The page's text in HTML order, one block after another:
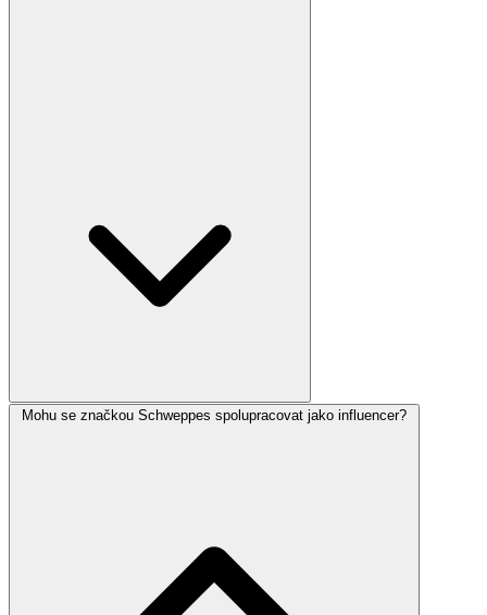
Mohu se značkou Schweppes spolupracovat jako influencer?